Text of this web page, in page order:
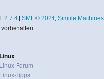
2.7.4| SMF © 2024, Simple Machines
Linux
Linux-Forum
Linux-Tipps